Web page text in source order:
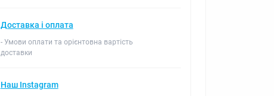
Доставка і оплата
- Умови оплати та орієнтовна вартість
доставки
Наш Instagram